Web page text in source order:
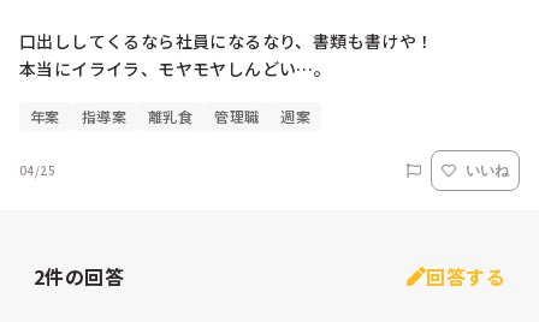
口出ししてくるなら社員になるなり、書類も書けや！
本当にイライラ、モヤモヤしんどい…。
年案 指導案 離乳食 管理職 週案
04/25 いいね
2件の回答 回答する